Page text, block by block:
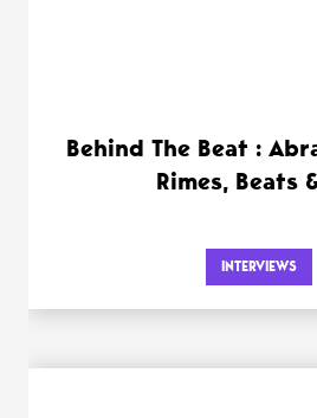
Behind The Beat :
Rimes, Beats
INTERVIEWS